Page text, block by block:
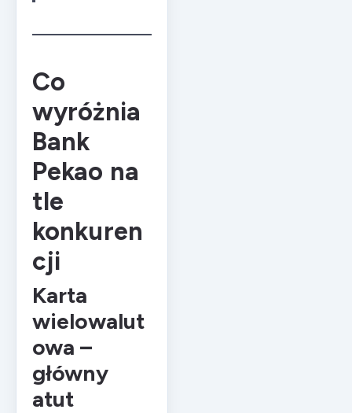
Co
wyróżnia
Bank
Pekao na
tle
konkuren
cji
Karta
wielowalut
owa –
główny
atut